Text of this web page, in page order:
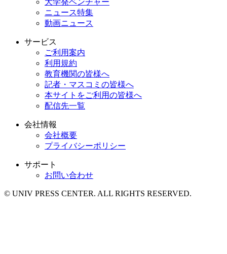
ニュース特集
動画ニュース
サービス
ご利用案内
利用規約
教育機関の皆様へ
記者・マスコミの皆様へ
本サイトをご利用の皆様へ
配信先一覧
会社情報
会社概要
プライバシーポリシー
サポート
お問い合わせ
© UNIV PRESS CENTER. ALL RIGHTS RESERVED.